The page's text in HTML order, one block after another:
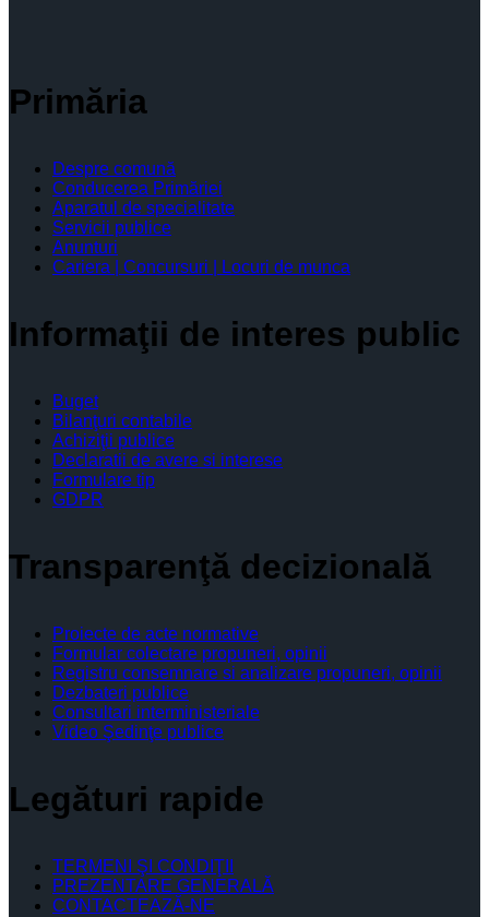
Primăria
Despre comună
Conducerea Primăriei
Aparatul de specialitate
Servicii publice
Anunturi
Cariera | Concursuri | Locuri de munca
Informaţii de interes public
Buget
Bilanţuri contabile
Achiziţii publice
Declaratii de avere si interese
Formulare tip
GDPR
Transparenţă decizională
Proiecte de acte normative
Formular colectare propuneri, opinii
Registru consemnare si analizare propuneri, opinii
Dezbateri publice
Consultari interministeriale
Video Şedinţe publice
Legături rapide
TERMENI ŞI CONDIŢII
PREZENTARE GENERALĂ
CONTACTEAZĂ-NE